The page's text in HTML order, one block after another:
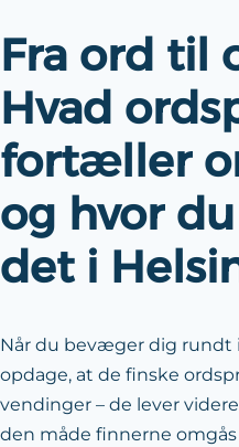
Fra ord til
Hvad
fortæller
og hvor
det i
Når du bevæger dig rundt
opdage, at de finske
vendinger – de lever
den måde finnerne